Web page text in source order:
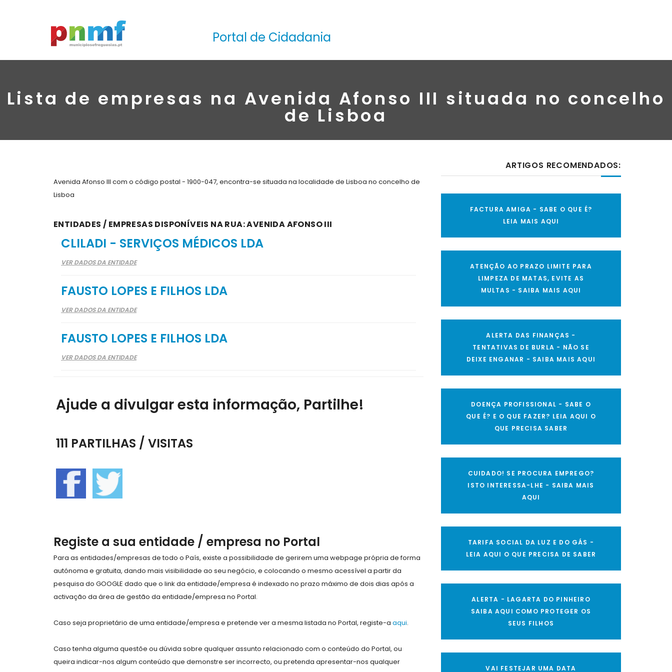
Portal de Cidadania
Lista de empresas na Avenida Afonso III situada no concelho
de Lisboa
Avenida Afonso III com o código postal - 1900-047, encontra-se situada na localidade de Lisboa no concelho de
Lisboa
ENTIDADES / EMPRESAS DISPONÍVEIS NA RUA: AVENIDA AFONSO III
CLILADI - SERVIÇOS MÉDICOS LDA
VER DADOS DA ENTIDADE
FAUSTO LOPES E FILHOS LDA
VER DADOS DA ENTIDADE
FAUSTO LOPES E FILHOS LDA
VER DADOS DA ENTIDADE
Ajude a divulgar esta informação, Partilhe!
111 PARTILHAS / VISITAS
Registe a sua entidade / empresa no Portal
Para as entidades/empresas de todo o País, existe a possibilidade de gerirem uma webpage própria de forma
autónoma e gratuita, dando mais visibilidade ao seu negócio, e colocando o mesmo acessível a partir da
pesquisa do GOOGLE dado que o link da entidade/empresa é indexado no prazo máximo de dois dias após a
activação da área de gestão da entidade/empresa no Portal.
Caso seja proprietário de uma entidade/empresa e pretende ver a mesma listada no Portal, registe-a aqui.
Caso tenha alguma questõe ou dúvida sobre qualquer assunto relacionado com o conteúdo do Portal, ou
queira indicar-nos algum conteúdo que demonstre ser incorrecto, ou pretenda apresentar-nos qualquer
ARTIGOS RECOMENDADOS:
FACTURA AMIGA - SABE O QUE É?
LEIA MAIS AQUI
ATENÇÃO AO PRAZO LIMITE PARA
LIMPEZA DE MATAS, EVITE AS
MULTAS - SAIBA MAIS AQUI
ALERTA DAS FINANÇAS -
TENTATIVAS DE BURLA - NÃO SE
DEIXE ENGANAR - SAIBA MAIS AQUI
DOENÇA PROFISSIONAL - SABE O
QUE É? E O QUE FAZER? LEIA AQUI O
QUE PRECISA SABER
CUIDADO! SE PROCURA EMPREGO?
ISTO INTERESSA-LHE - SAIBA MAIS
AQUI
TARIFA SOCIAL DA LUZ E DO GÁS -
LEIA AQUI O QUE PRECISA DE SABER
ALERTA - LAGARTA DO PINHEIRO
SAIBA AQUI COMO PROTEGER OS
SEUS FILHOS
VAI FESTEJAR UMA DATA